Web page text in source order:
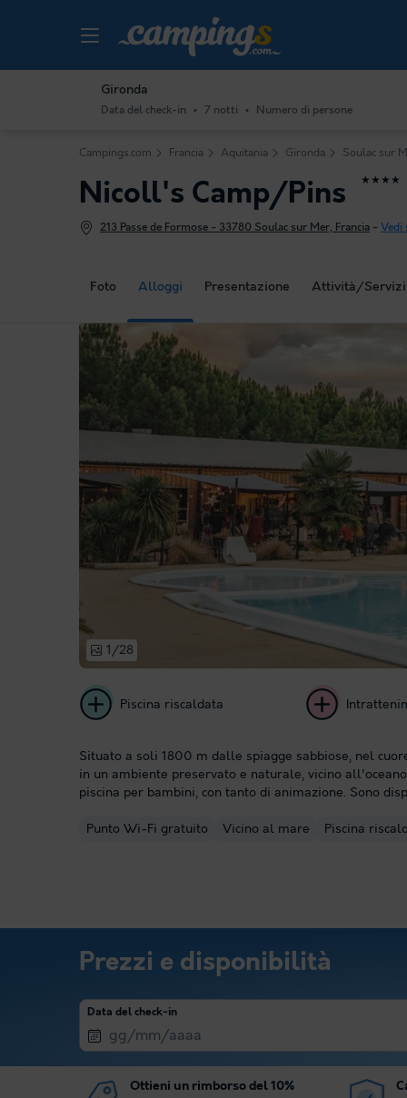
Gironda
Data del check-in 7 notti Numero di persone
Campings.com Francia Aquitania Gironda Soulac sur
Foto Alloggi Presentazione Attività/Servizi
Nicoll's Camp/Pins ★★★★
213 Passe de Formose - 33780 Soulac sur Mer, Francia - Vedi
1/28
Piscina riscaldata
Situato a soli 1800 m dalle spiagge sabbiose, nel
in un ambiente preservato e naturale, vicino
piscina per bambini, con tanto di animazione. Sono
Punto Wi-Fi gratuito Vicino al mare Piscina
Prezzi e disponibilità
Data del check-in
Ottieni un rimborso del 10%